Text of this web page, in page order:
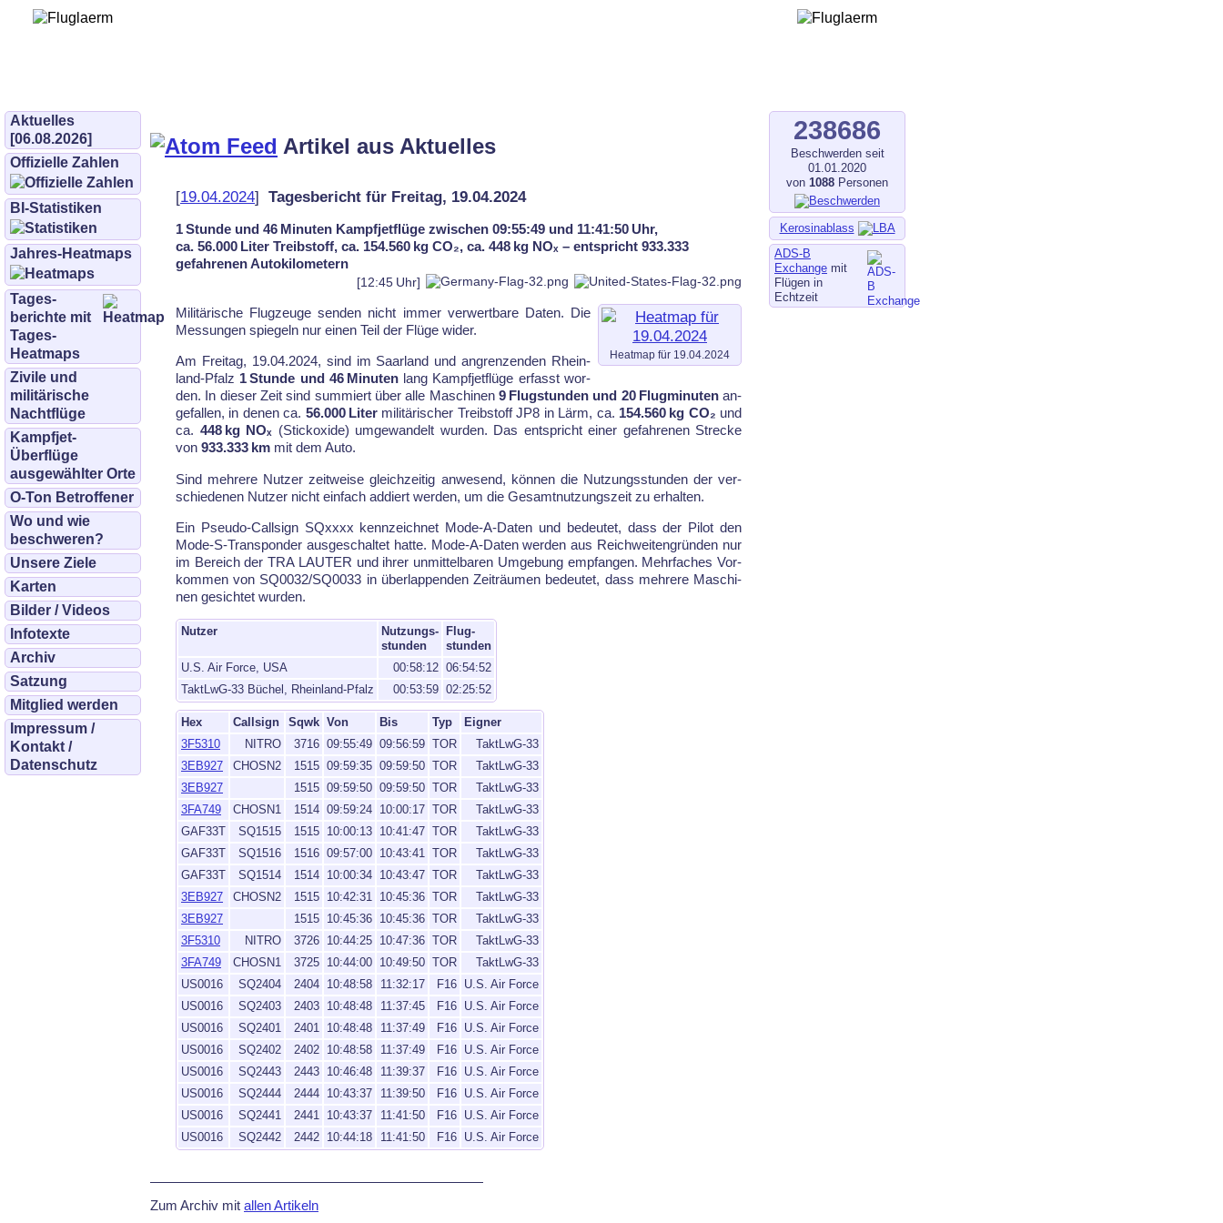
Aktuelles
[06.08.2026]
Offizielle Zahlen
BI-Statistiken
Jahres-Heatmaps
Tages­
berichte mit
Tages-
Heatmaps
Zivile und
militärische
Nachtflüge
Kampfjet-
Überflüge
ausgewählter Orte
O-Ton Betroffener
Wo und wie
beschweren?
Unsere Ziele
Karten
Bilder / Videos
Infotexte
Archiv
Satzung
Mitglied werden
Impressum /
Kontakt /
Datenschutz
Artikel aus Aktuelles
[19.04.2024] Tagesbericht für Freitag, 19.04.2024
1 Stunde und 46 Minuten Kampfjetflüge zwischen 09:55:49 und 11:41:50 Uhr,
ca. 56.000 Liter Treibstoff, ca. 154.560 kg CO₂, ca. 448 kg NOₓ – entspricht 933.333
gefahrenen Autokilometern
[12:45 Uhr]
Heatmap für 19.04.2024
Mi­li­tä­ri­sche Flug­zeu­ge sen­den nicht im­mer ver­wert­ba­re Da­ten. Die
Mes­sun­gen spie­geln nur ei­nen Teil der Flü­ge wi­der.
Am Freitag, 19.04.2024, sind im Saar­land und an­gren­zen­den Rhein­
land-Pfalz 1 Stunde und 46 Minutenlang Kampf­jet­flü­ge er­fasst wor­
den. In die­ser Zeit sind sum­miert über al­le Ma­schi­nen 9 Flugstunden und 20 Flugminutenan­
ge­fal­len, in de­nen ca. 56.000 Li­termi­li­tä­ri­scher Treib­stoff JP8 in Lärm, ca. 154.560 kg CO₂ und
ca. 448 kg NOₓ (Stick­oxi­de) um­ge­wan­delt wur­den. Das ent­spricht ei­ner ge­fah­re­nen Stre­cke
von 933.333 km mit dem Au­to.
Sind meh­re­re Nut­zer zeit­wei­se gleich­zei­tig an­we­send, kön­nen die Nut­zungs­stun­den der ver­
schiede­nen Nut­zer nicht ein­fach ad­diert wer­den, um die Ge­samt­nut­zungs­zeit zu er­hal­ten.
Ein Pseu­do-Call­sign SQxxxx kenn­zeich­net Mode-A-Da­ten und be­deu­tet, dass der Pi­lot den
Mode-S-Trans­pon­der aus­ge­schal­tet hat­te. Mode-A-Da­ten wer­den aus Reich­wei­ten­grün­den nur
im Be­reich der TRA LAU­TER und ih­rer un­mit­tel­ba­ren Um­ge­bung emp­fan­gen. Mehr­fa­ches Vor­
kom­men von SQ0032/SQ0033 in über­lap­pen­den Zeit­räu­men be­deutet, dass meh­re­re Ma­schi­
nen ge­sich­tet wur­den.
Nutzer
Nutzungs-
stunden
Flug-
stunden
U.S. Air Force, USA
00:58:12 06:54:52
TaktLwG-33 Büchel, Rheinland-Pfalz
00:53:59 02:25:52
Hex Callsign Sqwk Von Bis Typ
Eigner
3F5310
NITRO 3716 09:55:49 09:56:59 TOR
TaktLwG-33
3EB927
CHOSN2 1515 09:59:35 09:59:50 TOR
TaktLwG-33
3EB927
1515 09:59:50 09:59:50 TOR
TaktLwG-33
3FA749
CHOSN1 1514 09:59:24 10:00:17 TOR
TaktLwG-33
GAF33T
SQ1515 1515 10:00:13 10:41:47 TOR
TaktLwG-33
GAF33T
SQ1516 1516 09:57:00 10:43:41 TOR
TaktLwG-33
GAF33T
SQ1514 1514 10:00:34 10:43:47 TOR
TaktLwG-33
3EB927
CHOSN2 1515 10:42:31 10:45:36 TOR
TaktLwG-33
3EB927
1515 10:45:36 10:45:36 TOR
TaktLwG-33
3F5310
NITRO 3726 10:44:25 10:47:36 TOR
TaktLwG-33
3FA749
CHOSN1 3725 10:44:00 10:49:50 TOR
TaktLwG-33
US0016
SQ2404 2404 10:48:58 11:32:17 F16 U.S. Air Force
US0016
SQ2403 2403 10:48:48 11:37:45 F16 U.S. Air Force
US0016
SQ2401 2401 10:48:48 11:37:49 F16 U.S. Air Force
US0016
SQ2402 2402 10:48:58 11:37:49 F16 U.S. Air Force
US0016
SQ2443 2443 10:46:48 11:39:37 F16 U.S. Air Force
US0016
SQ2444 2444 10:43:37 11:39:50 F16 U.S. Air Force
US0016
SQ2441 2441 10:43:37 11:41:50 F16 U.S. Air Force
US0016
SQ2442 2442 10:44:18 11:41:50 F16 U.S. Air Force
Zum Archiv mit allen Artikeln
238686
Beschwerden seit
01.01.2020
von 1088 Personen
Kerosinablass
ADS-B
Exchange mit
Flügen in
Echtzeit